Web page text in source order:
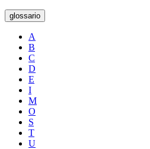
glossario
A
B
C
D
E
I
M
O
S
T
U